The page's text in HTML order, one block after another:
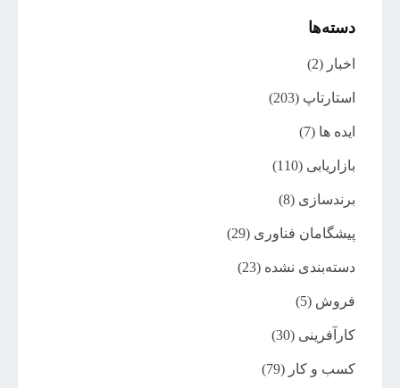
دسته‌ها
اخبار (2)
استارتاپ (203)
ایده ها (7)
بازاریابی (110)
برندسازی (8)
پیشگامان فناوری (29)
دسته‌بندی نشده (23)
فروش (5)
کارآفرینی (30)
کسب و کار (79)